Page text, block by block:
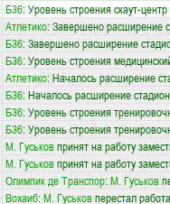
Б36: Уровень строения скаут-
Атлетико: Завершено расширение
Б36: Завершено расширение
Б36: Уровень строения
Атлетико: Началось расширение
Б36: Началось расширение
Б36: Уровень строения
Б36: Уровень строения
М. Гуськовпринят на работу
М. Гуськовпринят на работу
Олимпик де Транспор: М. Гуськов
Вохаиб: М. Гуськовперестал